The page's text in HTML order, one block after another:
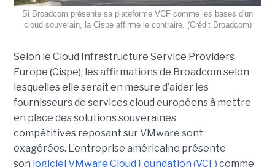
Si Broadcom présente sa plateforme VCF comme les bases d'un
cloud souverain, la Cispe affirme le contraire. (Crédit Broadcom)
Selon le Cloud Infrastructure Service Providers
Europe (Cispe), les affirmations de Broadcom selon
lesquelles elle serait en mesure d’aider les
fournisseurs de services cloud européens à mettre
en place des solutions souveraines
compétitives reposant sur VMware sont
exagérées. L’entreprise américaine présente
son logiciel VMware Cloud Foundation (VCF) comme